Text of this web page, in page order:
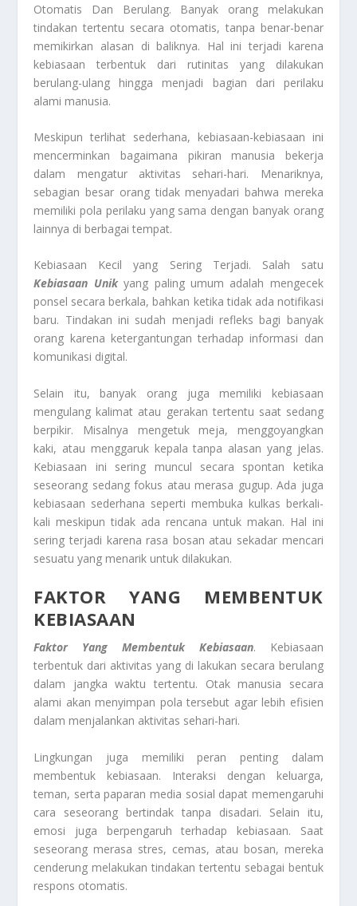
Otomatis Dan Berulang. Banyak orang melakukan
tindakan tertentu secara otomatis, tanpa benar-benar
memikirkan alasan di baliknya. Hal ini terjadi karena
kebiasaan terbentuk dari rutinitas yang dilakukan
berulang-ulang hingga menjadi bagian dari perilaku
alami manusia.
Meskipun terlihat sederhana, kebiasaan-kebiasaan ini
mencerminkan bagaimana pikiran manusia bekerja
dalam mengatur aktivitas sehari-hari. Menariknya,
sebagian besar orang tidak menyadari bahwa mereka
memiliki pola perilaku yang sama dengan banyak orang
lainnya di berbagai tempat.
Kebiasaan Kecil yang Sering Terjadi. Salah satu
Kebiasaan Unikyang paling umum adalah mengecek
ponsel secara berkala, bahkan ketika tidak ada notifikasi
baru. Tindakan ini sudah menjadi refleks bagi banyak
orang karena ketergantungan terhadap informasi dan
komunikasi digital.
Selain itu, banyak orang juga memiliki kebiasaan
mengulang kalimat atau gerakan tertentu saat sedang
berpikir. Misalnya mengetuk meja, menggoyangkan
kaki, atau menggaruk kepala tanpa alasan yang jelas.
Kebiasaan ini sering muncul secara spontan ketika
seseorang sedang fokus atau merasa gugup. Ada juga
kebiasaan sederhana seperti membuka kulkas berkali-
kali meskipun tidak ada rencana untuk makan. Hal ini
sering terjadi karena rasa bosan atau sekadar mencari
sesuatu yang menarik untuk dilakukan.
FAKTOR YANG MEMBENTUK
KEBIASAAN
Faktor Yang Membentuk Kebiasaan. Kebiasaan
terbentuk dari aktivitas yang di lakukan secara berulang
dalam jangka waktu tertentu. Otak manusia secara
alami akan menyimpan pola tersebut agar lebih efisien
dalam menjalankan aktivitas sehari-hari.
Lingkungan juga memiliki peran penting dalam
membentuk kebiasaan. Interaksi dengan keluarga,
teman, serta paparan media sosial dapat memengaruhi
cara seseorang bertindak tanpa disadari. Selain itu,
emosi juga berpengaruh terhadap kebiasaan. Saat
seseorang merasa stres, cemas, atau bosan, mereka
cenderung melakukan tindakan tertentu sebagai bentuk
respons otomatis.